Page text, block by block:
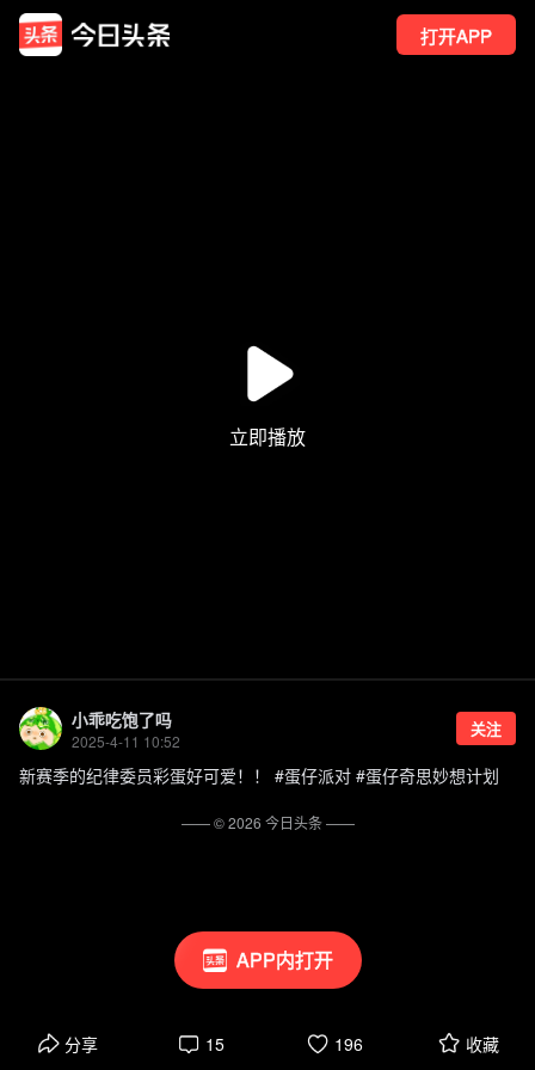
打开APP
APP内打开
小乖吃饱了吗
2025-4-11 10:52
关注
新赛季的纪律委员彩蛋好可爱！！ #蛋仔派对 #蛋仔奇思妙想计划
分享 15 196 收藏
—— ©2026 今日头条——